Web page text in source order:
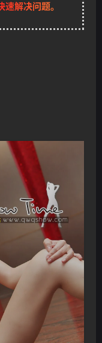
解决问题。